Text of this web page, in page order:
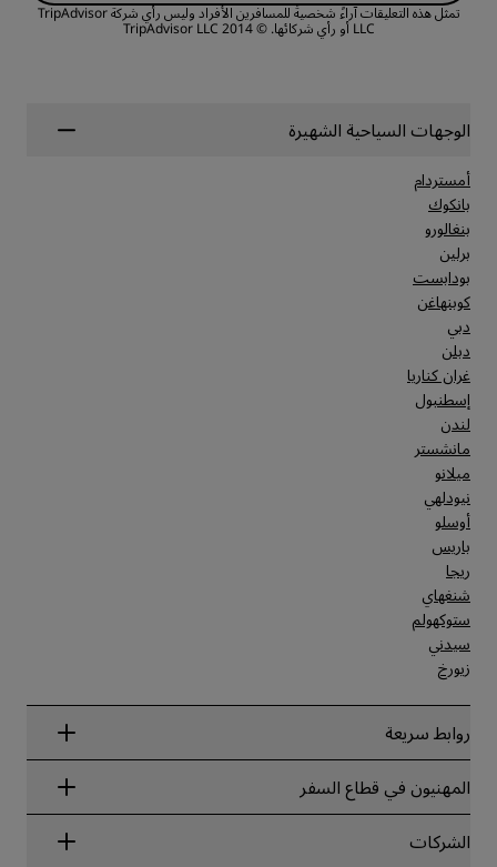
النظافة
الموقع
النظافة
تمثل هذه التعليقات آراءً شخصيةً للمسافرين الأفراد وليس رأي شركة TripAdvisor
LLC أو رأي شركائها.
© 2014 TripAdvisor LLC
الوجهات السياحية الشهيرة
أمستردام
بانكوك
بنغالورو
برلين
بودابست
كوبنهاغن
دبي
دبلن
غران كناريا
إسطنبول
لندن
مانشستر
ميلانو
نيودلهي
أوسلو
باريس
ريجا
شنغهاي
ستوكهولم
سيدني
زيورخ
روابط سريعة
Radisson Rewards
ضمان أفضل سعر حجز عبر الإنترنت
Blog
الوجهات
المهنيون في قطاع السفر
الشركاء
الشركات